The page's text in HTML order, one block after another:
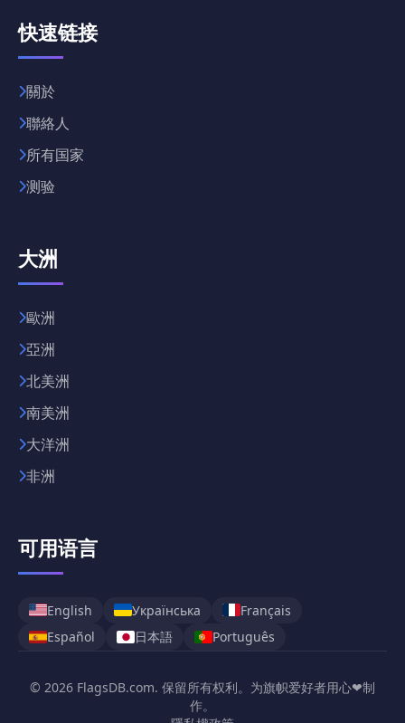
快速链接
關於
聯絡人
所有国家
测验
大洲
歐洲
亞洲
北美洲
南美洲
大洋洲
非洲
可用语言
English Українська
Français
Español
日本語 Português
© 2026 FlagsDB.com. 保留所有权利。为旗帜爱好者用心❤制
作。